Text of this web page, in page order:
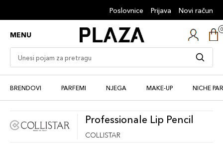
Poslovnice Prijava Novi račun
MENU
BRENDOVI PARFEMI NJEGA MAKE-UP NICHE
Professionale Lip Pencil
COLLISTAR